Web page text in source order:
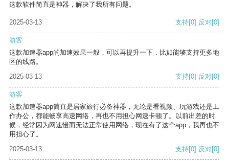
这款软件简直是神器，解决了我所有问题。
2025-03-13 支持[0] 反对[0]
游客
这款加速器app的加速效果一般，可以再提升一下，比如能够支持更多地
区的线路。
2025-03-13
支持[0] 反对[0]
游客
这款加速器app简直是居家旅行必备神器，无论是看视频、玩游戏还是工
作办公，都能畅享高速网络，再也不用担心网速卡顿了。以前出差的时
候，经常因为网速慢而无法正常使用网络，现在有了这个app，我再也不
用担心了。
2025-03-13
支持[0] 反对[0]